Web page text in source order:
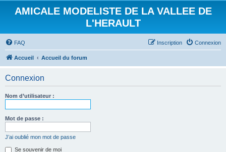
AMICALE MODELISTE DE LA VALLEE DE
L'HERAULT
FAQ Connexion
Inscription
Accueil Accueil du forum
Connexion
Nom d’utilisateur :
Mot de passe :
J’ai oublié mon mot de passe
Se souvenir de moi